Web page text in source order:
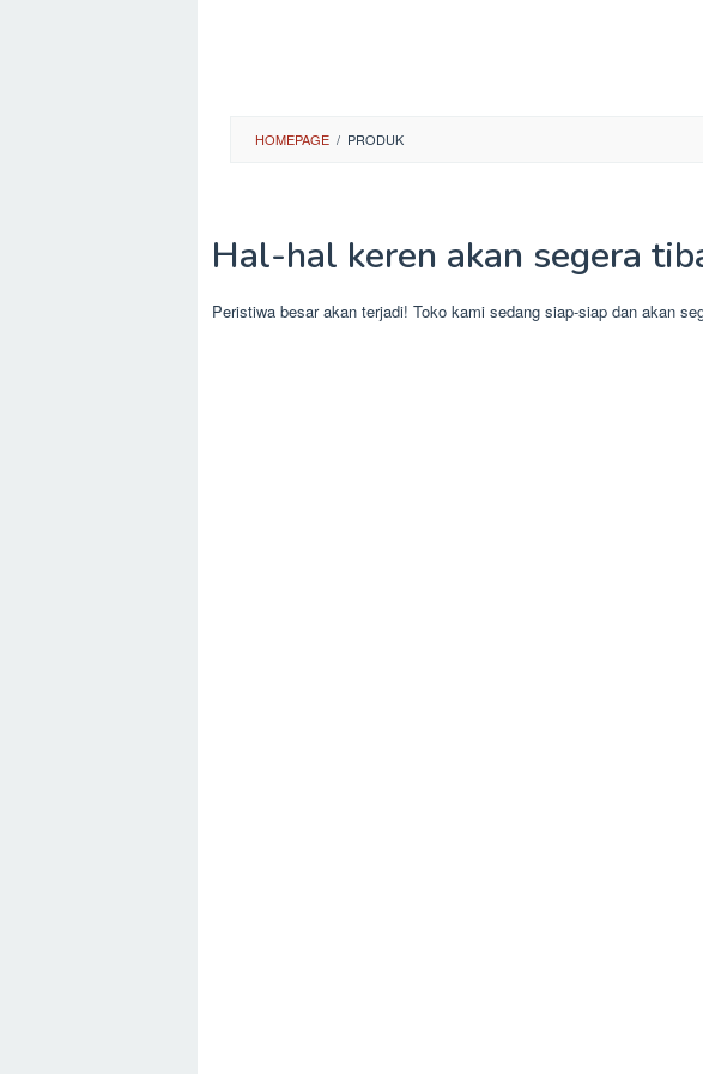
HOMEPAGE / PRODUK
Hal-hal keren akan segera
Peristiwa besar akan terjadi! Toko kami sedang siap-siap dan akan